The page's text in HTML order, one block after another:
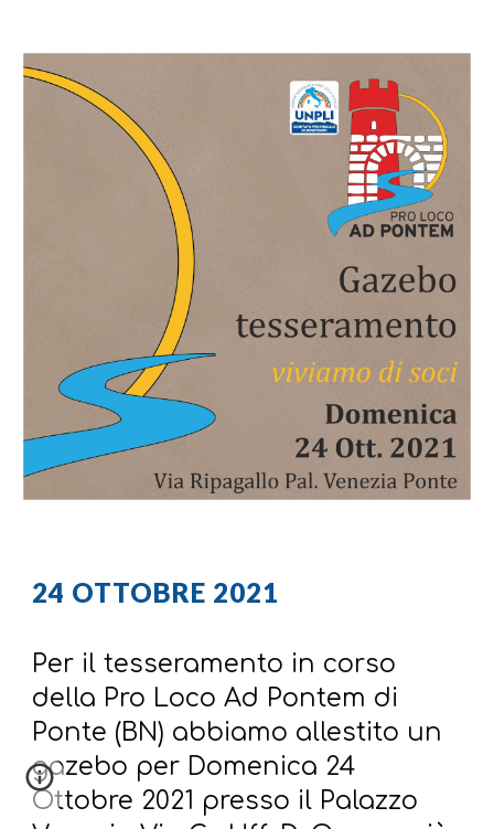
24 OTTOBRE 2021
Per il tesseramento in corso
della Pro Loco Ad Pontem di
Ponte (BN) abbiamo allestito un
gazebo per Domenica 24
Ottobre 2021 presso il Palazzo